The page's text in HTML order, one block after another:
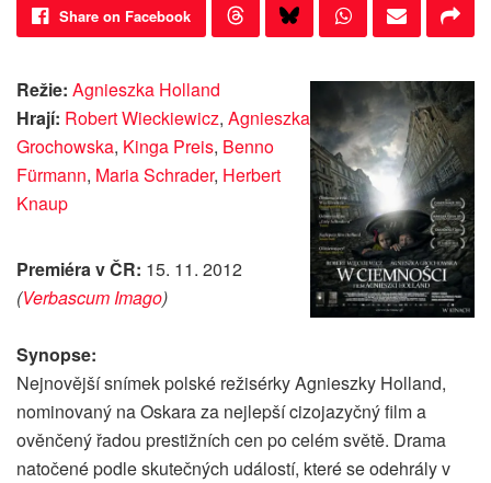
Share on Facebook
Režie: Agnieszka Holland
Hrají: Robert Wieckiewicz, Agnieszka
Grochowska, Kinga Preis, Benno
Fürmann, Maria Schrader, Herbert
Knaup
Premiéra v ČR: 15. 11. 2012
(Verbascum Imago)
Synopse:
Nejnovější snímek polské režisérky Agnieszky Holland,
nominovaný na Oskara za nejlepší cizojazyčný film a
ověnčený řadou prestižních cen po celém světě. Drama
natočené podle skutečných událostí, které se odehrály v